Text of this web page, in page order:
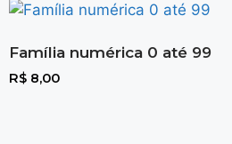
Família numérica 0 até 99
R$ 8,00